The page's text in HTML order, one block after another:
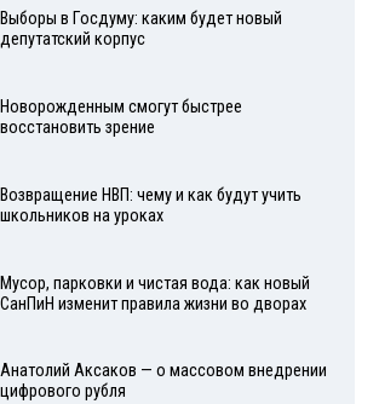
Выборы в Госдуму: каким будет новый
депутатский корпус
Новорожденным смогут быстрее
восстановить зрение
Возвращение НВП: чему и как будут учить
школьников на уроках
Мусор, парковки и чистая вода: как новый
СанПиН изменит правила жизни во дворах
Анатолий Аксаков — о массовом внедрении
цифрового рубля